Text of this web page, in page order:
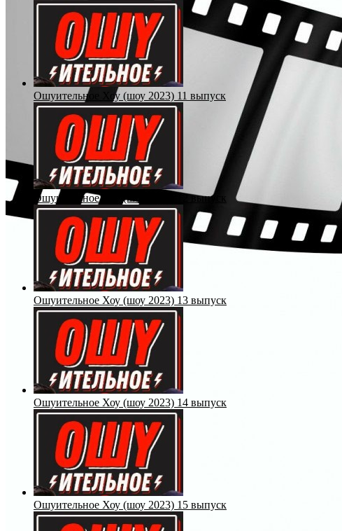
Ошуительное Хоу (шоу 2023) 11 выпуск
Ошуительное Хоу (шоу 2023) 12 выпуск
Ошуительное Хоу (шоу 2023) 13 выпуск
Ошуительное Хоу (шоу 2023) 14 выпуск
Ошуительное Хоу (шоу 2023) 15 выпуск